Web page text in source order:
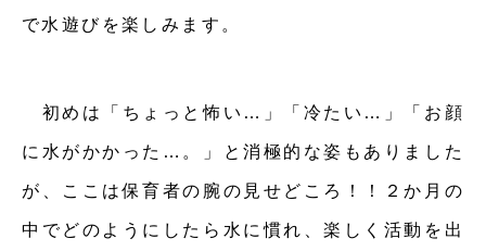
で水遊びを楽しみます。
初めは「ちょっと怖い…」「冷たい…」「お顔
に水がかかった…。」と消極的な姿もありました
が、ここは保育者の腕の見せどころ！！２か月の
中でどのようにしたら水に慣れ、楽しく活動を出